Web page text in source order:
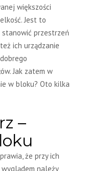
większości
Jest to
stanowić przestrzeń
ich urządzanie
Jak zatem w
w bloku? Oto kilka
–
że przy ich
należy